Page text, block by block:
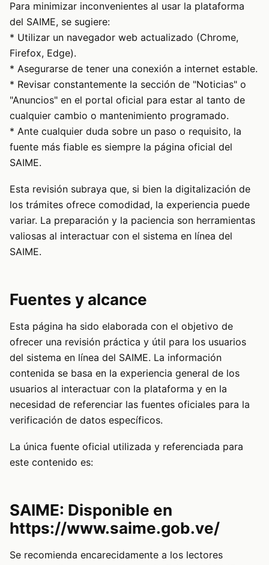
Para minimizar inconvenientes al usar la plataforma
del SAIME, se sugiere:
* Utilizar un navegador web actualizado (Chrome,
Firefox, Edge).
* Asegurarse de tener una conexión a internet estable.
* Revisar constantemente la sección de "Noticias" o
"Anuncios" en el portal oficial para estar al tanto de
cualquier cambio o mantenimiento programado.
* Ante cualquier duda sobre un paso o requisito, la
fuente más fiable es siempre la página oficial del
SAIME.
Esta revisión subraya que, si bien la digitalización de
los trámites ofrece comodidad, la experiencia puede
variar. La preparación y la paciencia son herramientas
valiosas al interactuar con el sistema en línea del
SAIME.
Fuentes y alcance
Esta página ha sido elaborada con el objetivo de
ofrecer una revisión práctica y útil para los usuarios
del sistema en línea del SAIME. La información
contenida se basa en la experiencia general de los
usuarios al interactuar con la plataforma y en la
necesidad de referenciar las fuentes oficiales para la
verificación de datos específicos.
La única fuente oficial utilizada y referenciada para
este contenido es:
SAIME: Disponible en
https://www.saime.gob.ve/
Se recomienda encarecidamente a los lectores